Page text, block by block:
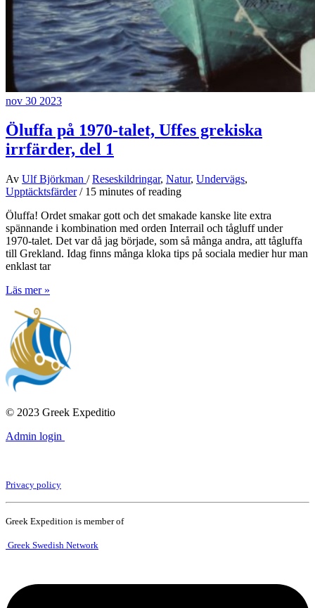
nov 30 2023
Öluffa på 1970-talet, Uffes grekiska
irrfärder, del 1
Av Ulf Björkman /Reseskildringar, Natur, Undervägs,
Upptäcktsfärder/ 15 minutes of reading
Öluffa! Ordet smakar gott och det smakade kanske lite extra
spännande i kombination med orden Interrail och tågluff under
1970-talet. Det var då jag började, som så många andra, att tågluffa
till Grekland. Idag finns många kloka tips på sociala medier hur man
enklast tar
Öluffa
1970-
talet,
Uffes
grekiska
irrfärder,
del
1
Läs mer »
© 2023 Greek Expeditio
Admin login
Privacy policy
Greek Expedition is member of
Greek Swedish Network